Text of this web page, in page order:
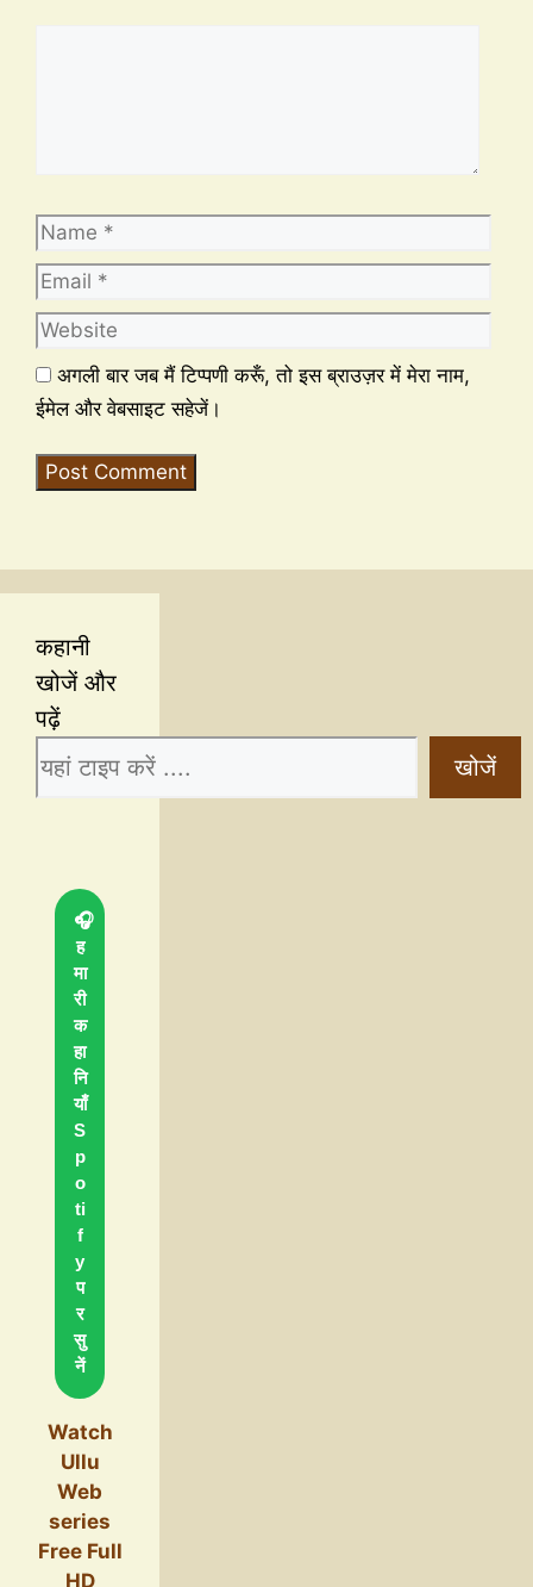
अगली बार जब मैं टिप्पणी करूँ, तो इस ब्राउज़र में मेरा नाम,
ईमेल और वेबसाइट सहेजें।
कहानी
खोजें और
पढ़ें
खोजें
🎧
ह
मा
री
क
हा
नि
याँ
S
p
o
ti
f
y
प
र
सु
नें
Watch
Ullu
Web
series
Free Full
HD